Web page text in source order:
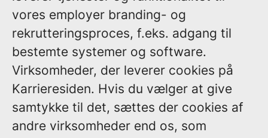
vores employer branding- og
rekrutteringsproces, f.eks. adgang til
bestemte systemer og software.
Virksomheder, der leverer cookies på
Karrieresiden. Hvis du vælger at give
samtykke til det, sættes der cookies af
andre virksomheder end os, som